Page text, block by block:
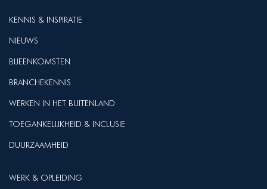
KENNIS & INSPIRATIE
NIEUWS
BIJEENKOMSTEN
BRANCHEKENNIS
WERKEN IN HET BUITENLAND
TOEGANKELIJKHEID & INCLUSIE
DUURZAAMHEID
WERK & OPLEIDING